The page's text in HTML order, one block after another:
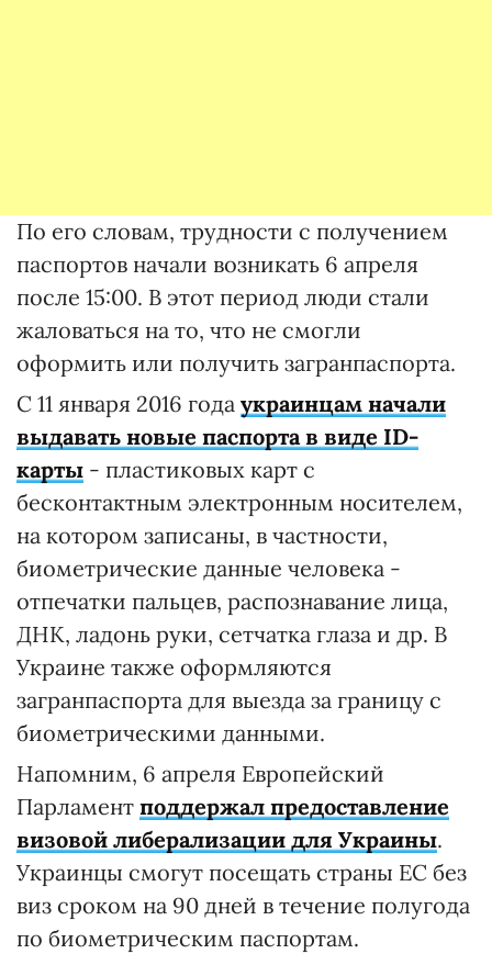
По его словам, трудности с получением
паспортов начали возникать 6 апреля
после 15:00. В этот период люди стали
жаловаться на то, что не смогли
оформить или получить загранпаспорта.
С 11 января 2016 года украинцам начали
выдавать новые паспорта в виде ID-
карты - пластиковых карт с
бесконтактным электронным носителем,
на котором записаны, в частности,
биометрические данные человека -
отпечатки пальцев, распознавание лица,
ДНК, ладонь руки, сетчатка глаза и др. В
Украине также оформляются
загранпаспорта для выезда за границу с
биометрическими данными.
Напомним, 6 апреля Европейский
Парламент поддержал предоставление
визовой либерализации для Украины.
Украинцы смогут посещать страны ЕС без
виз сроком на 90 дней в течение полугода
по биометрическим паспортам.